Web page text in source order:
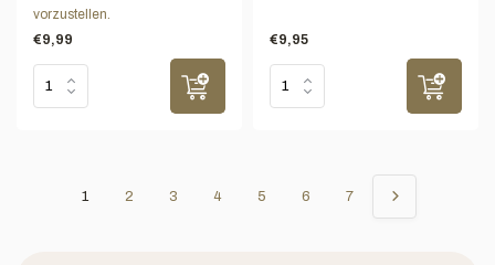
vorzustellen.
€9,99
€9,95
1 2 3 4 5 6 7